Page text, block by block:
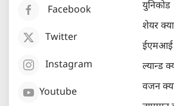
Facebook
Twitter
Instagram
Youtube
युनिकोड
शेयर
ईएमआई
ल्यान्ड
वजन